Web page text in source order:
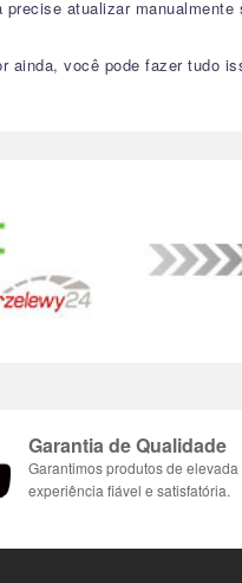
atualizar manualmente
ainda, você pode fazer tudo
Garantia de Qualidade
Garantimos produtos de
experiência fiável e satisfatória.